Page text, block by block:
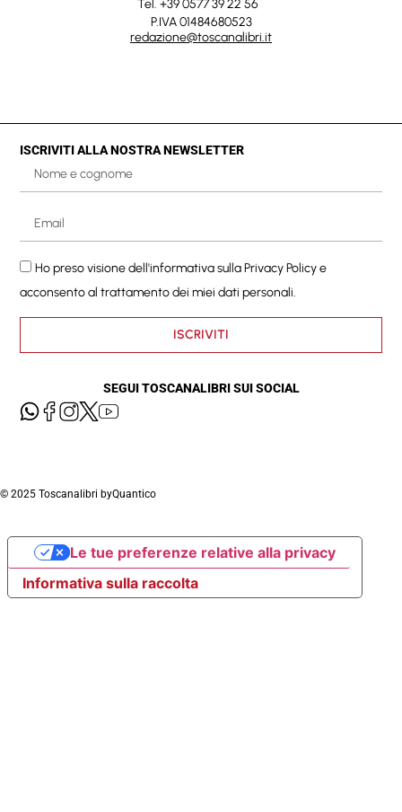
Tel. +39 0577 39 22 56
P.IVA 01484680523
redazione@toscanalibri.it
ISCRIVITI ALLA NOSTRA NEWSLETTER
Ho preso visione dell'informativa sullaPrivacy Policye
acconsento al trattamento dei miei dati personali.
ISCRIVITI
SEGUI TOSCANALIBRI SUI SOCIAL
© 2025 Toscanalibri byQuantico
Informativa sulla raccolta
Le tue preferenze relative alla privacy